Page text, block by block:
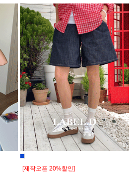
[제작오픈 20%할인]